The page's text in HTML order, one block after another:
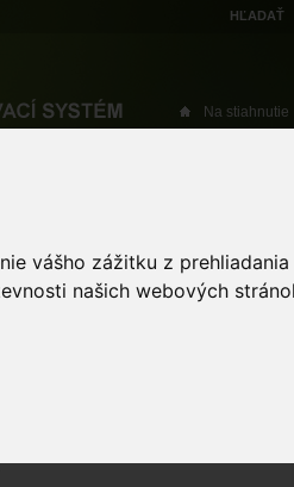
vášho zážitku z
našich webových
HĽADAŤ
Na stiahnutie